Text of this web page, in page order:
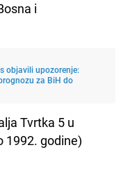
i
objavili upozorenje:
za BiH do
Tvrtka 5 u
1992. godine)